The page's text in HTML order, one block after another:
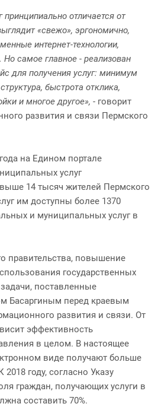
принципиально отличается от
«свежо», эргономично,
интернет-технологии,
самое главное - реализован
для получения услуг: минимум
быстрота отклика,
и многое другое», - говорит
развития и связи Пермского
на Едином портале
услуг
14 тысяч жителей Пермского
им доступны более 1370
и муниципальных услуг в
правительства, повышение
государственных
поставленные
Басаргиным перед краевым
развития и связи. От
эффективность
в целом. В настоящее
виде получают больше
году, согласно Указу
граждан, получающих услуги в
составить 70%.